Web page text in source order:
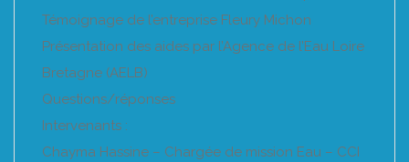
Témoignage de l’entreprise Fleury Michon
Présentation des aides par l’Agence de l’Eau Loire
Bretagne (AELB)
Questions/réponses
Intervenants :
Chayma Hassine – Chargée de mission Eau – CCI